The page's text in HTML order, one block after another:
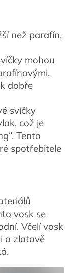
než parafín,
mohou
dobře
svíčky
což je
Tento
spotřebitele
vosk se
Včelí vosk
a zlatavě